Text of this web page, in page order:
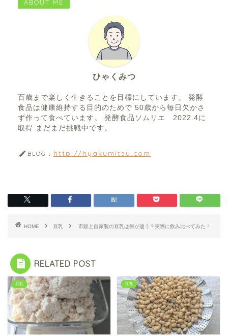
ABOUT ME
ひゃくみつ
百歳まで楽しく生きることを目標にしています。 発酵
食品は健康維持する目的のためで 50歳から毎日欠かさ
ず作って食べています。 発酵食品ソムリエ 2022.4に
取得 まだまだ挑戦中です。
BLOG： http://hyakumitsu.com
HOME 豆乳 市販と自家製の豆乳は何が違う？実際に飲み比べてみた！
RELATED POST
豆乳 豆乳